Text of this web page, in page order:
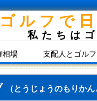
ゴルフで
私たちは
相場 支配人とゴル
（とうじょうのもりか